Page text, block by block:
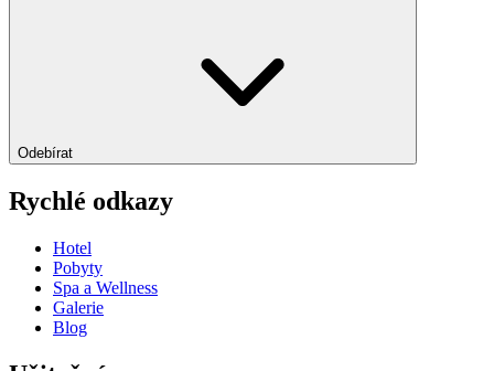
Odebírat
Rychlé odkazy
Hotel
Pobyty
Spa a Wellness
Galerie
Blog